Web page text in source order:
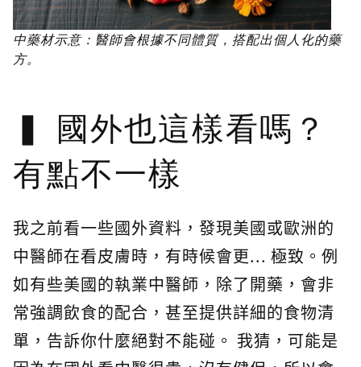
中藥材示意：醫師會根據不同體質，搭配出個人化的藥
方。
國外也這樣看嗎？
有點不一樣
我之前看一些國外資料，發現美國或歐洲的
中醫師在看皮膚時，有時候會更... 極致。例
如有些美國的執業中醫師，除了開藥，會非
常強調飲食的配合，甚至提供詳細的食物清
單，告訴你什麼絕對不能碰。 我猜，可能是